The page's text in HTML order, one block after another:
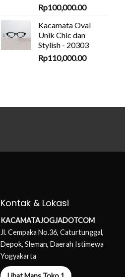
Rp100,000.00
Kacamata Oval
Unik Chic dan
Stylish - 20303
Rp110,000.00
Kontak & Lokasi
KACAMATAJOGJADOTCOM
Jl. Cempaka No.36, Caturtunggal,
Depok, Sleman, Daerah Istimewa
Yogyakarta